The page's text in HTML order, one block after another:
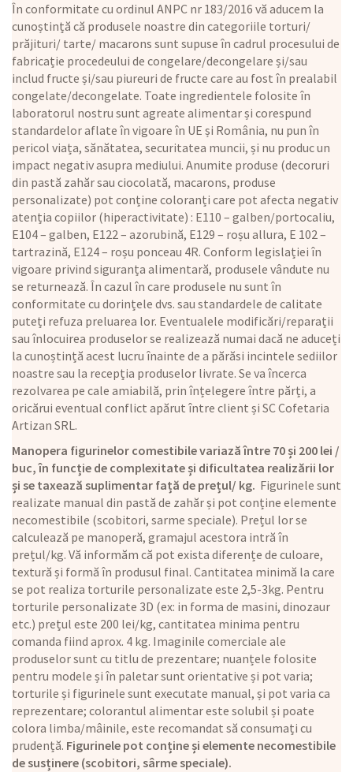
În conformitate cu ordinul ANPC nr 183/2016 vă aducem la
cunoștință că produsele noastre din categoriile torturi/
prăjituri/ tarte/ macarons sunt supuse în cadrul procesului de
fabricație procedeului de congelare/decongelare și/sau
includ fructe și/sau piureuri de fructe care au fost în prealabil
congelate/decongelate. Toate ingredientele folosite în
laboratorul nostru sunt agreate alimentar și corespund
standardelor aflate în vigoare în UE și România, nu pun în
pericol viața, sănătatea, securitatea muncii, și nu produc un
impact negativ asupra mediului. Anumite produse (decoruri
din pastă zahăr sau ciocolată, macarons, produse
personalizate) pot conține coloranți care pot afecta negativ
atenția copiilor (hiperactivitate) : E110 – galben/portocaliu,
E104 – galben, E122 – azorubină, E129 – roșu allura, E 102 –
tartrazină, E124 – roșu ponceau 4R. Conform legislației în
vigoare privind siguranța alimentară, produsele vândute nu
se returnează. În cazul în care produsele nu sunt în
conformitate cu dorințele dvs. sau standardele de calitate
puteți refuza preluarea lor. Eventualele modificări/reparații
sau înlocuirea produselor se realizează numai dacă ne aduceți
la cunoștință acest lucru înainte de a părăsi incintele sediilor
noastre sau la recepția produselor livrate. Se va încerca
rezolvarea pe cale amiabilă, prin înțelegere între părți, a
oricărui eventual conflict apărut între client și SC Cofetaria
Artizan SRL.
Manopera figurinelor comestibile variază între 70 și 200 lei /
buc, în funcție de complexitate și dificultatea realizării lor
și se taxează suplimentar față de prețul/ kg. Figurinele sunt
realizate manual din pastă de zahăr și pot conține elemente
necomestibile (scobitori, sarme speciale). Prețul lor se
calculează pe manoperă, gramajul acestora intră în
prețul/kg. Vă informăm că pot exista diferențe de culoare,
textură și formă în produsul final. Cantitatea minimă la care
se pot realiza torturile personalizate este 2,5-3kg. Pentru
torturile personalizate 3D (ex: in forma de masini, dinozaur
etc.) prețul este 200 lei/kg, cantitatea minima pentru
comanda fiind aprox. 4 kg. Imaginile comerciale ale
produselor sunt cu titlu de prezentare; nuanțele folosite
pentru modele și în paletar sunt orientative și pot varia;
torturile și figurinele sunt executate manual, și pot varia ca
reprezentare; colorantul alimentar este solubil și poate
colora limba/mâinile, este recomandat să consumați cu
prudență. Figurinele pot conține și elemente necomestibile
de susținere (scobitori, sârme speciale).